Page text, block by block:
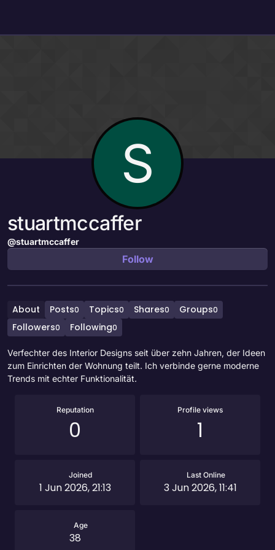
S
stuartmccaffer
@stuartmccaffer
Follow
About Posts0 Topics0 Shares0 Groups0
Followers0 Following0
Verfechter des Interior Designs seit über zehn Jahren, der Ideen
zum Einrichten der Wohnung teilt. Ich verbinde gerne moderne
Trends mit echter Funktionalität.
Reputation
0
Profile views
1
Joined
1 Jun 2026, 21:13
Last Online
3 Jun 2026, 11:41
Age
38